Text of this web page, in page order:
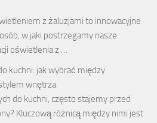
z żaluzjami to innowacyjne
w jaki postrzegamy nasze
oświetlenia z …
kuchni: jak wybrać między
wnętrza
do kuchni, często stajemy przed
Kluczową różnicą między nimi jest